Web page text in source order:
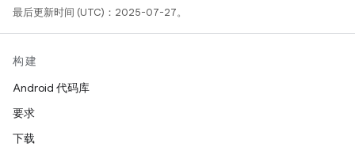
最后更新时间 (UTC)：2025-07-27。
构建
Android 代码库
要求
下载